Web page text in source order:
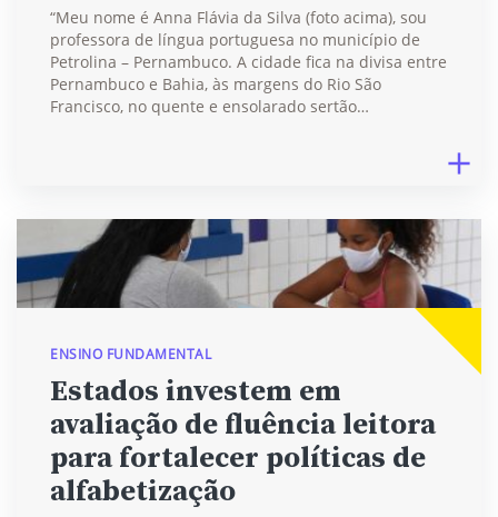
“Meu nome é Anna Flávia da Silva (foto acima), sou
professora de língua portuguesa no município de
Petrolina – Pernambuco. A cidade fica na divisa entre
Pernambuco e Bahia, às margens do Rio São
Francisco, no quente e ensolarado sertão…
ENSINO FUNDAMENTAL
Estados investem em
avaliação de fluência leitora
para fortalecer políticas de
alfabetização